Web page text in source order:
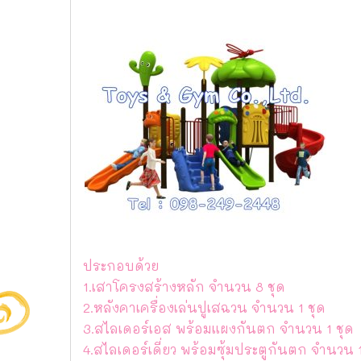
ประกอบด้วย
1.เสาโครงสร้างหลัก จำนวน 8 ชุด
2.หลังคาเครื่องเล่นปูเสฉวน จำนวน 1 ชุด
3.สไลเดอร์เอส พร้อมแผงกันตก จำนวน 1 ชุด
4.สไลเดอร์เดี่ยว พร้อมซุ้มประตูกันตก จำนวน